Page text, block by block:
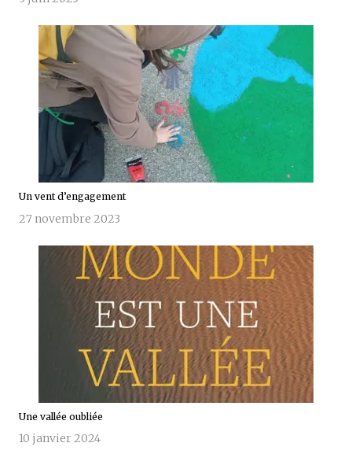
Un vent d’engagement
27 novembre 2023
Une vallée oubliée
10 janvier 2024